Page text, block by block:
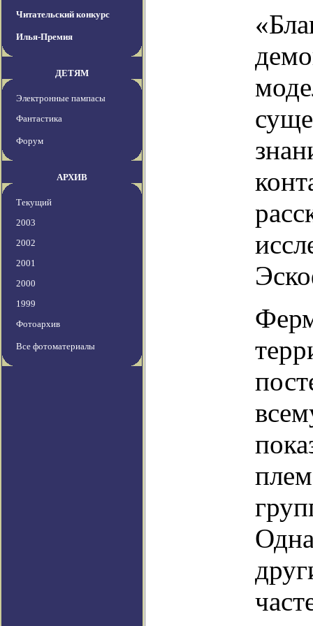
Читательский конкурс
Илья-Премия
ДЕТЯМ
Электронные пампасы
Фантастика
Форум
АРХИВ
Текущий
2003
2002
2001
2000
1999
Фотоархив
Все фотоматериалы